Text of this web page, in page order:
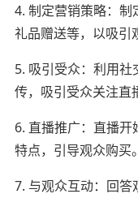
4. 制定营销策略：制
礼品赠送等，以吸引
5. 吸引受众：利用
传，吸引受众关注直
6. 直播推广：直播
特点，引导观众购买。
7. 与观众互动：回